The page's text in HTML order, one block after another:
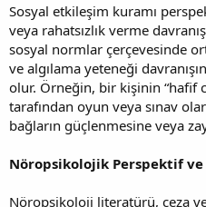
Sosyal etkileşim kuramı
veya rahatsızlık verme
sosyal normlar çerçevesinde
ve algılama yeteneği
olur. Örneğin, bir kişinin “hafif
tarafından oyun veya sınav
bağların güçlenmesine veya
Nöropsikolojik Perspektif
Nöropsikoloji literatürü, ceza ve